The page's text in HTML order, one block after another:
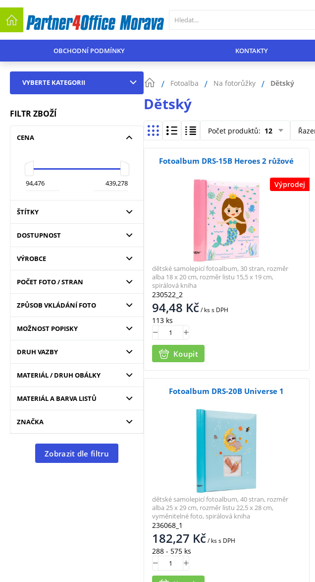
OBCHODNÍ PODMÍNKY KONTAKTY
VYBERTE KATEGORII
FILTR ZBOŽÍ
CENA
ŠTÍTKY
DOSTUPNOST
VÝROBCE
POČET FOTO / STRAN
ZPŮSOB VKLÁDÁNÍ FOTO
MOŽNOST POPISKY
DRUH VAZBY
MATERIÁL / DRUH OBÁLKY
MATERIÁL A BARVA LISTŮ
ZNAČKA
Zobrazit dle filtru
Fotoalba Na fotorůžky Dětský
Dětský
Počet produktů: 12
Výprodej
Fotoalbum DRS-15B Heroes 2 růžové
230522_2
94,48 Kč/ kss DPH
113 ks
Koupit
dětské samolepicí fotoalbum, 30 stran, rozměr
alba 18 x 20 cm, rozměr listu 15,5 x 19 cm,
spirálová kniha
Fotoalbum DRS-20B Universe 1
236068_1
182,27 Kč/ kss DPH
288 - 575 ks
dětské samolepicí fotoalbum, 40 stran, rozměr
alba 25 x 29 cm, rozměr listu 22,5 x 28 cm,
vyměnitelné foto, spirálová kniha